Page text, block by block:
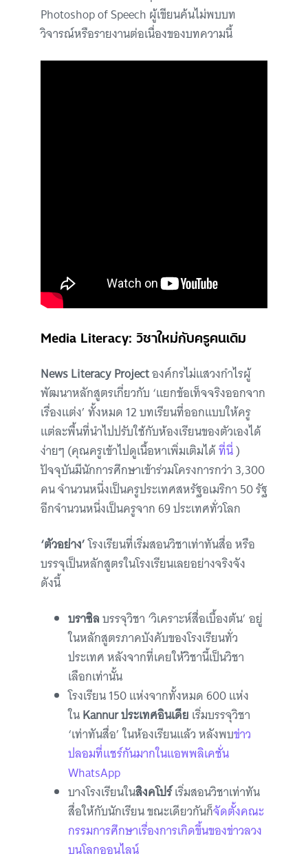
Photoshop of Speech ผู้เขียนค้นไม่พบบท
วิจารณ์หรือรายงานต่อเนื่องของบทความนี้
Media Literacy: วิชาใหม่กับครูคนเดิม
News Literacy Projectองค์กรไม่แสวงกำไรผู้
พัฒนาหลักสูตรเกี่ยวกับ ‘แยกข้อเท็จจริงออกจาก
เรื่องแต่ง’ ทั้งหมด 12 บทเรียนที่ออกแบบให้ครู
แต่ละพื้นที่นำไปปรับใช้กับห้องเรียนของตัวเองได้
ง่ายๆ (คุณครูเข้าไปดูเนื้อหาเพิ่มเติมได้ที่นี่)
ปัจจุบันมีนักการศึกษาเข้าร่วมโครงการกว่า 3,300
คน จำนวนหนึ่งเป็นครูประเทศสหรัฐอเมริกา 50 รัฐ
อีกจำนวนหนึ่งเป็นครูจาก 69 ประเทศทั่วโลก
‘ตัวอย่าง’โรงเรียนที่เริ่มสอนวิชาเท่าทันสื่อ หรือ
บรรจุเป็นหลักสูตรในโรงเรียนเลยอย่างจริงจัง
ดังนี้
บราซิลบรรจุวิชา ‘วิเคราะห์สื่อเบื้องต้น’ อยู่
ในหลักสูตรภาคบังคับของโรงเรียนทั่ว
ประเทศ หลังจากที่เคยให้วิชานี้เป็นวิชา
เลือกเท่านั้น
โรงเรียน 150 แห่งจากทั้งหมด 600 แห่ง
ในKannur ประเทศอินเดีย เริ่มบรรจุวิชา
‘เท่าทันสื่อ’ ในห้องเรียนแล้ว หลังพบข่าว
ปลอมที่แชร์กันมากในแอพพลิเคชั่น
WhatsApp
บางโรงเรียนในสิงคโปร์เริ่มสอนวิชาเท่าทัน
สื่อให้กับนักเรียน ขณะเดียวกันก็จัดตั้งคณะ
กรรมการศึกษาเรื่องการเกิดขึ้นของข่าวลวง
บนโลกออนไลน์